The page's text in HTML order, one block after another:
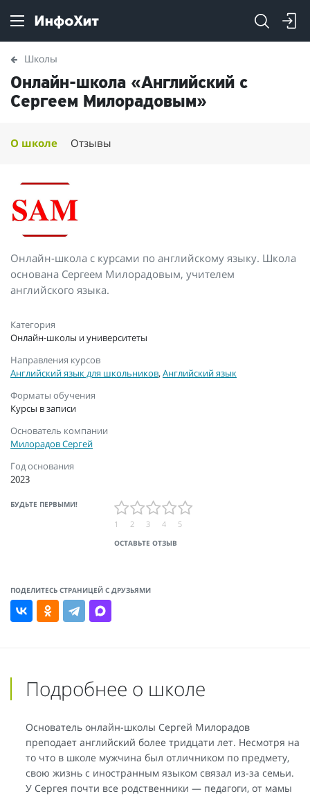
Школы
Онлайн-школа «Английский с
Сергеем Милорадовым»
О школе Отзывы
Онлайн-школа с курсами по английскому языку. Школа
основана Сергеем Милорадовым, учителем
английского языка.
Категория
Онлайн-школы и университеты
Направления курсов
Английский язык для школьников,Английский язык
Форматы обучения
Курсы в записи
Основатель компании
Милорадов Сергей
Год основания
2023
БУДЬТЕ ПЕРВЫМИ!
ОСТАВЬТЕ ОТЗЫВ
1 2 3 4 5
ПОДЕЛИТЕСЬ СТРАНИЦЕЙ С ДРУЗЬЯМИ
Подробнее о школе
Основатель онлайн-школы Сергей Милорадов
преподает английский более тридцати лет. Несмотря на
то что в школе мужчина был отличником по предмету,
свою жизнь с иностранным языком связал из-за семьи.
У Сергея почти все родственники — педагоги, от мамы